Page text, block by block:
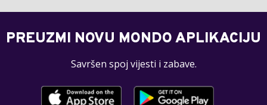
PREUZMI NOVU MONDO APLIKACIJU
Savršen spoj vijesti i zabave.